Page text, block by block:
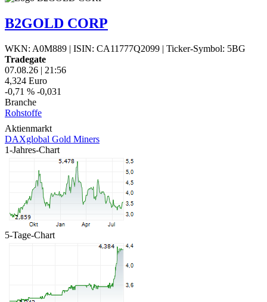
B2GOLD CORP
WKN: A0M889 | ISIN: CA11777Q2099 | Ticker-Symbol: 5BG
Tradegate
07.08.26 | 21:56
4,324 Euro
-0,71 % -0,031
Branche
Rohstoffe
Aktienmarkt
DAXglobal Gold Miners
1-Jahres-Chart
5-Tage-Chart